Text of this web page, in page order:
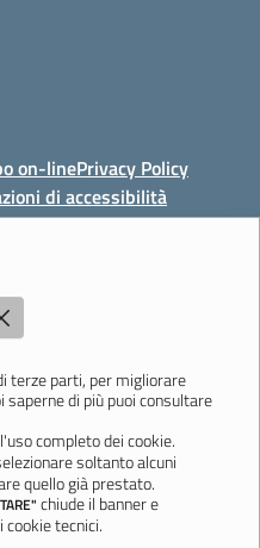
terze parti, per migliorare
saperne di più puoi consultare
completo dei cookie.
soltanto alcuni
quello già prestato.
chiude il banner e
cookie tecnici.
on-linePrivacy Policy
di accessibilità
diversi"
Tel. 059 771117 - Fax 059
- PEC:
2026 ore 08:44